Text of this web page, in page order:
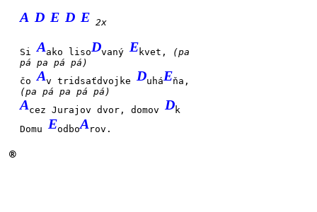
A D E D E 2x
SiAako lisoDvanýEkvet,
(pa
pá pa pá pá)
čoAv tridsaťdvojkeDuháEňa,
(pa pá pa pá pá)
Acez Jurajov dvor, domovDk
Domu EodboA rov.
®